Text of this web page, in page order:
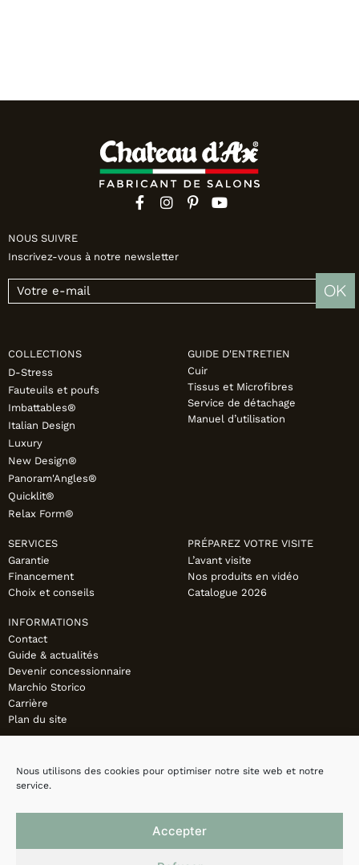
Nous utilisons des cookies pour optimiser notre site web et notre
service.
Accepter
NOUS SUIVRE
Inscrivez-vous à notre newsletter
OK
COLLECTIONS
D-Stress
Fauteuils et poufs
Imbattables®
Italian Design
Luxury
New Design®
Panoram'Angles®
Quicklit®
Relax Form®
GUIDE D'ENTRETIEN
Cuir
Tissus et Microfibres
Service de détachage
Manuel d’utilisation
SERVICES
Garantie
Financement
Choix et conseils
PRÉPAREZ VOTRE VISITE
L’avant visite
Nos produits en vidéo
Catalogue 2026
INFORMATIONS
Contact
Guide & actualités
Devenir concessionnaire
Marchio Storico
Carrière
Plan du site